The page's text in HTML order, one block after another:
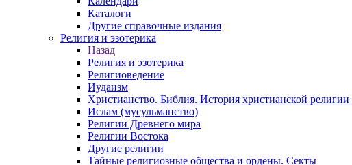
Каталоги
Другие справочные издания
Религия и эзотерика
Назад
Религия и эзотерика
Религиоведение
Иудаизм
Христианство. Библия. История христианской
Ислам (мусульманство)
Религии Древнего мира
Религии Востока
Другие религии
Тайные религиозные общества и ордены. Секты